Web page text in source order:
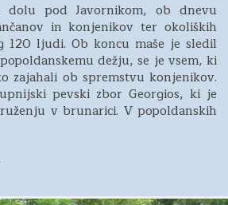
dolu pod Javornikom, ob dnevu
in konjenikov ter okoliških
120 ljudi. Ob koncu maše je sledil
dežju, se je vsem, ki
zajahali ob spremstvu konjenikov.
pevski zbor Georgios, ki je
v brunarici. V popoldanskih